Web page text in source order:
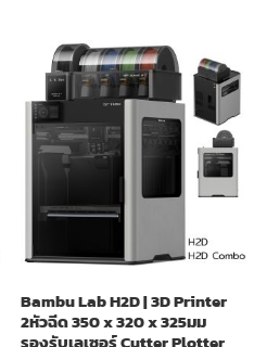
Bambu Lab H2D | 3D Printer
2หัวฉีด 350 x 320 x 325มม